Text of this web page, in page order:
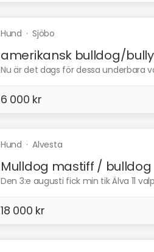
Hund ·Sjöbo
amerikansk bulldog/
Nu är det dags för dessa underbara
6 000 kr
Hund ·Alvesta
Mulldog mastiff / bulldog
Den 3:e augusti fick min tik Älva 11
18 000 kr